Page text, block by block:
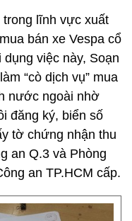
lĩnh vực xuất
bán xe Vespa cổ
việc này, Soạn
“cò dịch vụ” mua
nước ngoài nhờ
đăng ký, biển số
tờ chứng nhận thu
an Q.3 và Phòng
an TP.HCM cấp.